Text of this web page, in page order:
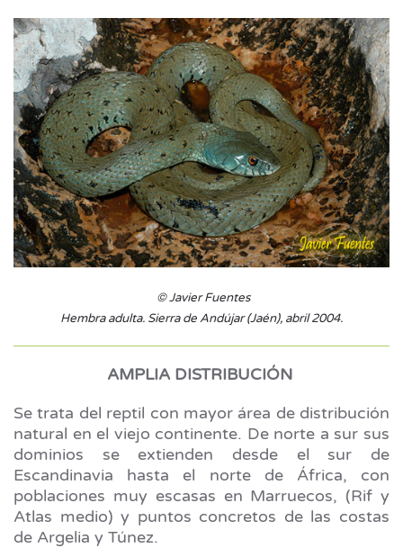
© Javier Fuentes
Hembra adulta. Sierra de Andújar (Jaén), abril 2004.
AMPLIA DISTRIBUCIÓN
Se trata del reptil con mayor área de distribución
natural en el viejo continente. De norte a sur sus
dominios se extienden desde el sur de
Escandinavia hasta el norte de África, con
poblaciones muy escasas en Marruecos, (Rif y
Atlas medio) y puntos concretos de las costas
de Argelia y Túnez.